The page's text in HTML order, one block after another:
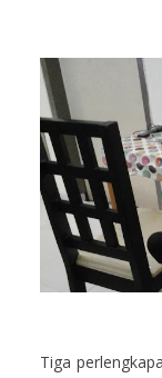
Tiga